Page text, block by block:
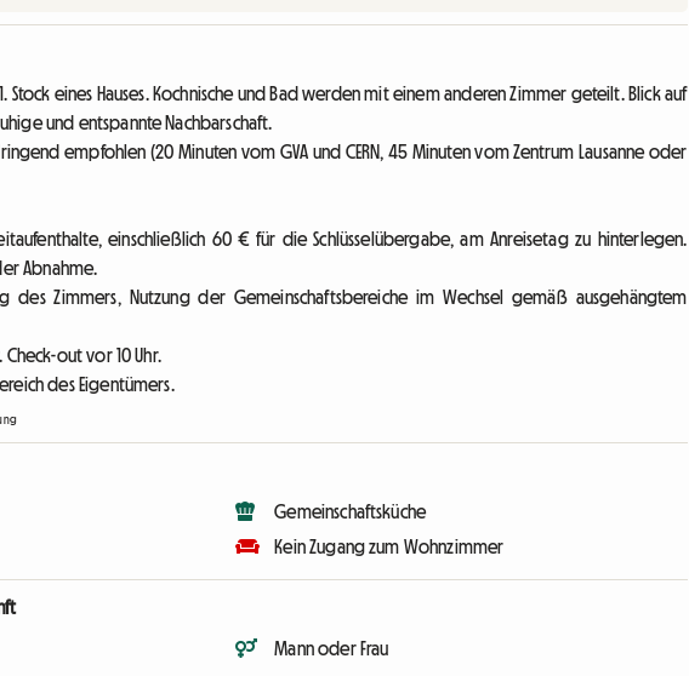
Stock eines Hauses. Kochnische und Bad werden mit einem anderen Zimmer geteilt. Blick auf
und entspannte Nachbarschaft.
empfohlen (20 Minuten vom GVA und CERN, 45 Minuten vom Zentrum Lausanne oder
einschließlich 60 € für die Schlüsselübergabe, am Anreisetag zu hinterlegen.
Abnahme.
des Zimmers, Nutzung der Gemeinschaftsbereiche im Wechsel gemäß ausgehängtem
Check-out vor 10 Uhr.
des Eigentümers.
Gemeinschaftsküche
Kein Zugang zum Wohnzimmer
Mann oder Frau